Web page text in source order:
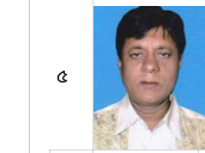
৫